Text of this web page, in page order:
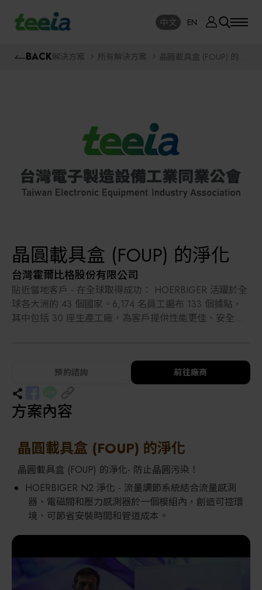
中文 EN
BACK解決方案 所有解決方案
晶圓載具盒 (FOUP) 的淨
晶圓載具盒 (FOUP) 的淨化
台灣霍爾比格股份有限公司
貼近當地客戶 - 在全球取得成功： HOERBIGER 活躍於全
球各大洲的 43 個國家。6,174 名員工遍布 133 個據點，
其中包括 30 座生產工廠，為客戶提供性能更佳、安全性
的知名客戶而言，HOERBIGER 決定性能的產品和服務使
其與眾不同。憑藉在節能減碳和能源轉換方面的創新，
HOERBIGER 已經為更美好的明天實現了今天的改變。作
為大股東，HOERBIGER 基金會保留了 130 年的企業傳
統，並保證了穩定性、獨立性和面對未來的戰略。
預約諮詢 前往廠商
方案內容
晶圓載具盒 (FOUP) 的淨化
晶圓載具盒 (FOUP) 的淨化- 防止晶圓污染！
HOERBIGER N2 淨化 - 流量調節系統結合流量感測
器、電磁閥和壓力感測器於一個模組內，創造可控環
境、可節省安裝時間和管道成本。
中文 EN
活動訊息
課程研討
線上課程專區
解決方案
廠商資訊
廠商資訊
封測/測試設備
AI人工智慧與智慧製造與自動化系統
關鍵模組/設備零組件材料加工與服務
智慧醫療
智慧檢測設備與系統
Micro LED/LED
高科技廠房設施與廠務系統
太陽能設備
材料/元件/化學品
其他